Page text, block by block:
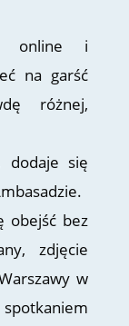
online i
na garść
różnej,
dodaje się
obejść bez
zdjęcie
w